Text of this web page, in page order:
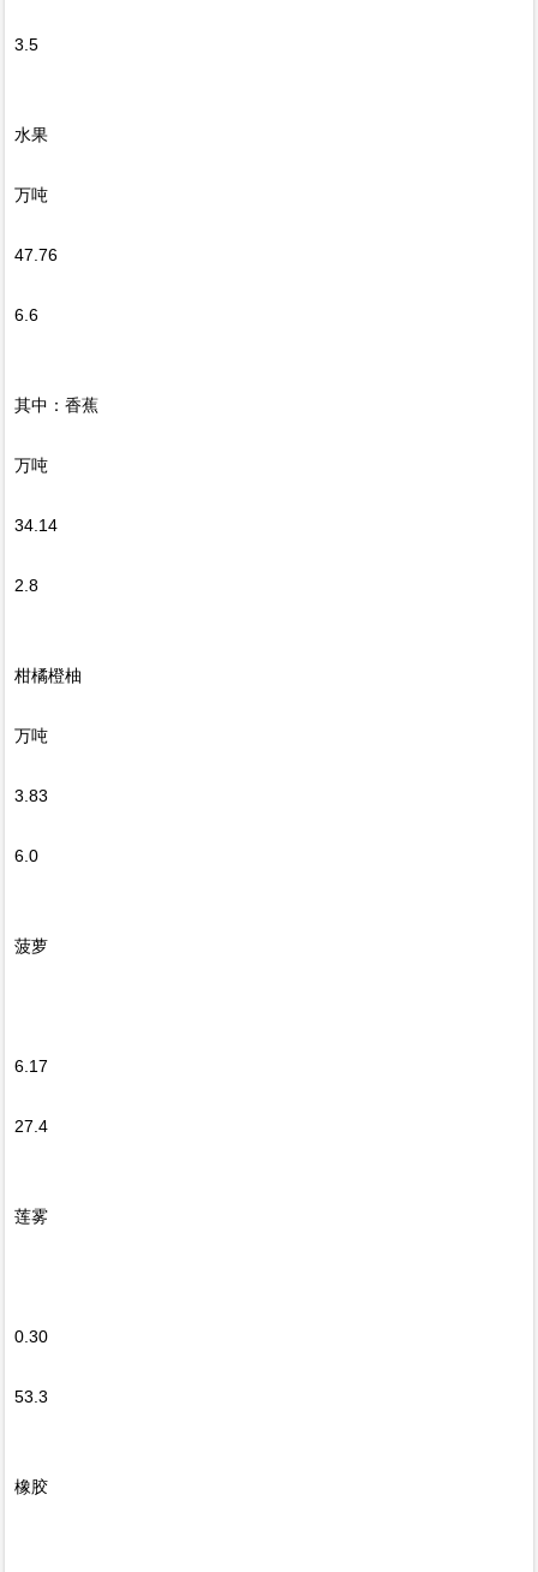
3.5
水果
万吨
47.76
6.6
其中：香蕉
万吨
34.14
2.8
柑橘橙柚
万吨
3.83
6.0
菠萝
6.17
27.4
莲雾
0.30
53.3
橡胶